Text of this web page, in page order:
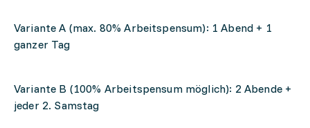
Variante A (max. 80% Arbeitspensum): 1 Abend + 1
ganzer Tag
Variante B (100% Arbeitspensum möglich): 2 Abende +
jeder 2. Samstag